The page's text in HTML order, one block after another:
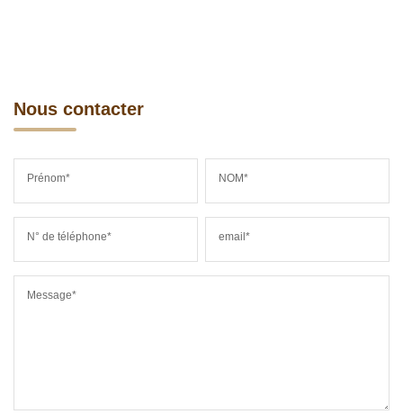
Nous contacter
Prénom* NOM*
N° de téléphone* email*
Message*